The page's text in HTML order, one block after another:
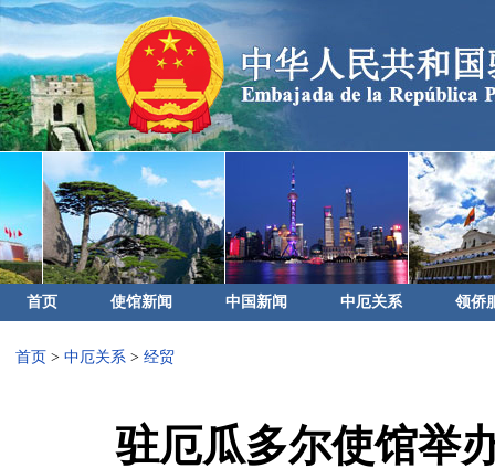
首页 使馆新闻 中国新闻 中厄关系 领侨
首页 > 中厄关系 > 经贸
驻厄瓜多尔使馆举